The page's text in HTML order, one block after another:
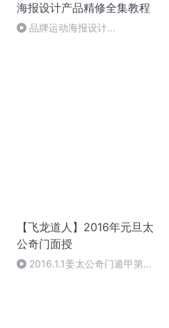
海报设计产品精修全集教程
品牌运动海报设计
【飞龙道人】2016年元旦太
公奇门面授
2016.1.1姜太公奇门遁甲第一